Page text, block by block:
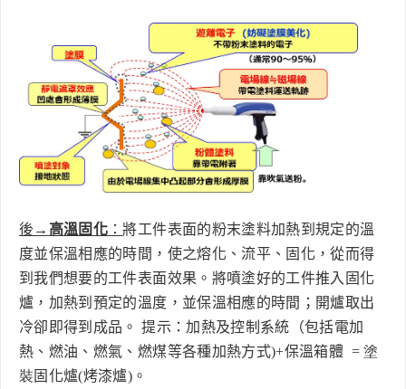
後→ 高溫固化 ：將工件表面的粉末塗料加熱到規定的溫
度並保溫相應的時間，使之熔化、流平、固化，從而得
到我們想要的工件表面效果。將噴塗好的工件推入固化
爐，加熱到預定的溫度，並保溫相應的時間；開爐取出
冷卻即得到成品。 提示：加熱及控制系統（包括電加
熱、燃油、燃氣、燃煤等各種加熱方式)+保溫箱體 = 塗
裝 固化爐(烤漆爐)。